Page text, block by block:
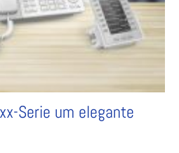
Serie um elegante